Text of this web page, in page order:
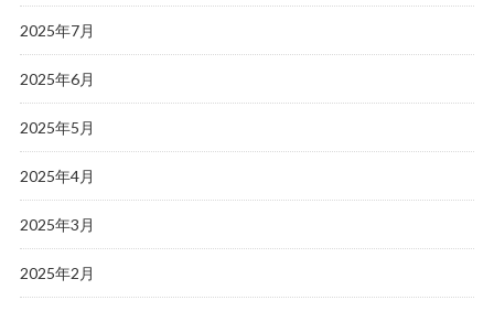
2025年7月
2025年6月
2025年5月
2025年4月
2025年3月
2025年2月